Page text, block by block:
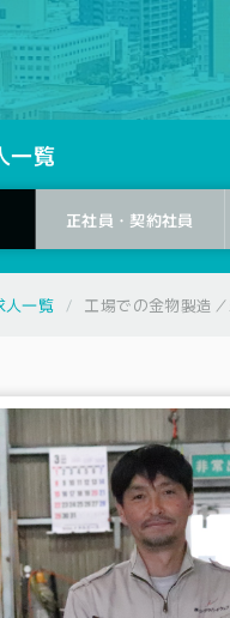
一覧
正社員・契約社員
人一覧 工場での金物製造